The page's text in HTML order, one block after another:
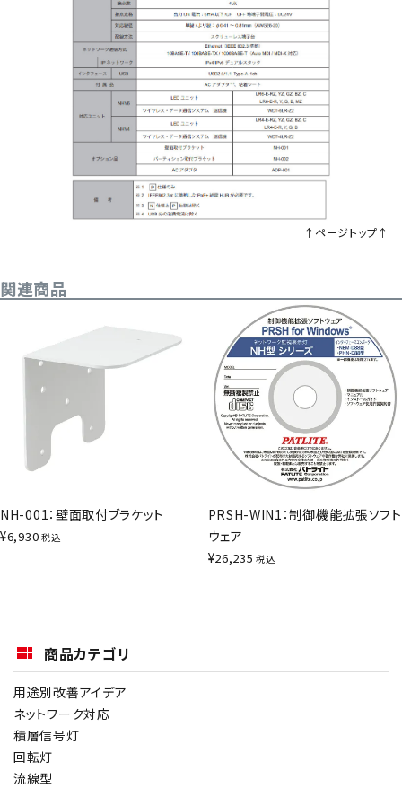
↑ページトップ↑
関連商品
NH-001：壁面取付ブラケット
¥6,930 税込
PRSH-WIN1：制御機能拡張ソフト
ウェア
¥26,235 税込
商品カテゴリ
用途別改善アイデア
ネットワーク対応
積層信号灯
回転灯
流線型